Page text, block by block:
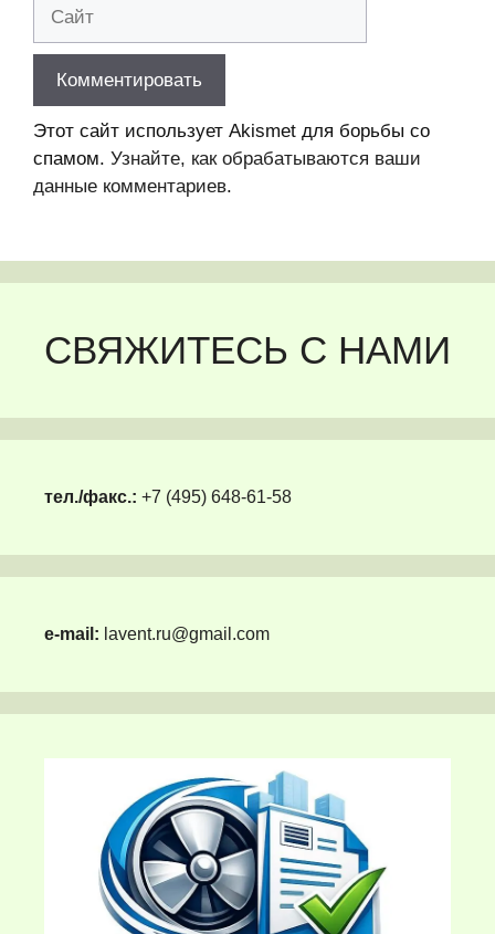
Этот сайт использует Akismet для борьбы со
спамом. Узнайте, как обрабатываются ваши
данные комментариев.
СВЯЖИТЕСЬ С НАМИ
тел./факс.: +7 (495) 648-61-58
e-mail: lavent.ru@gmail.com